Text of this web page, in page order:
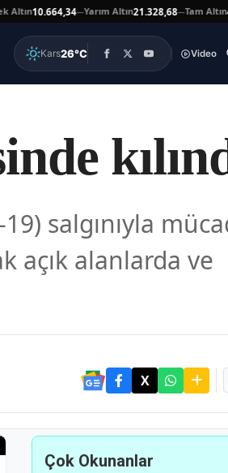
10.664,34—Yarım Altın21.328,68— Tam Altın
Kars26°C Video
salgınıyla
açık alanlarda ve
Çok Okunanlar